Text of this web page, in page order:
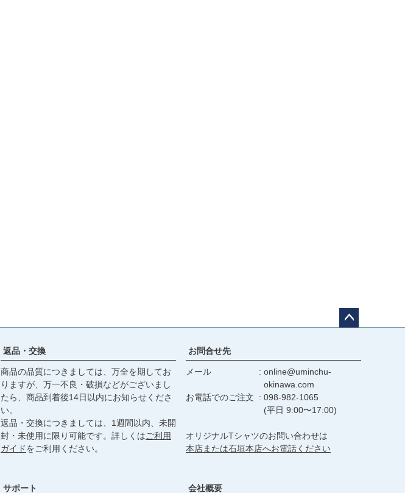
ップ
返品・交換
商品の品質につきましては、万全を期してお
りますが、万一不良・破損などがございまし
たら、商品到着後14日以内にお知らせくださ
い。
返品・交換につきましては、1週間以内、未開
封・未使用に限り可能です。詳しくはご利用
ガイドをご利用ください。
お問合せ先
メール
online@uminchu-
okinawa.com
お電話でのご注文
098-982-1065
(平日 9:00〜17:00)
オリジナルTシャツのお問い合わせは
本店または石垣本店へお電話ください
サポート 会社概要